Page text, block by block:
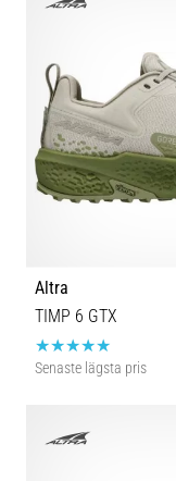
Altra
TIMP 6 GTX
Senaste lägsta pris